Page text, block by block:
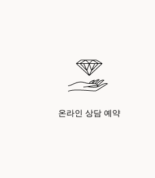
온라인 상담 예약